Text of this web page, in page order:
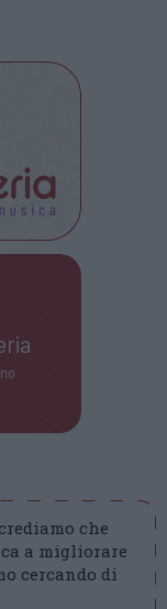
che
a migliorare
cercando di